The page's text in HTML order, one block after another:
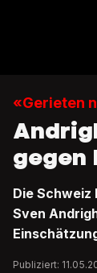
«Gerieten
gegen
Die Schweiz
Sven
Publiziert: